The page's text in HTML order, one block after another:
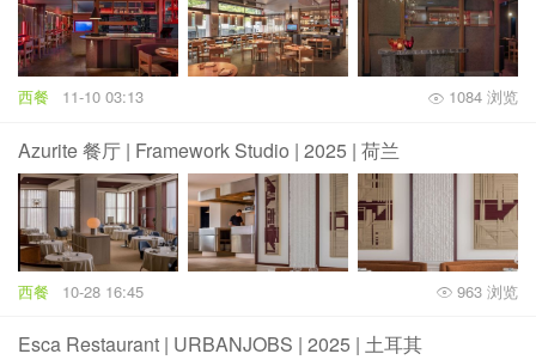
西餐 11-10 03:13 1084 浏览
Azurite 餐厅 | Framework Studio | 2025 | 荷兰
西餐 10-28 16:45 963 浏览
Esca Restaurant | URBANJOBS | 2025 | 土耳其